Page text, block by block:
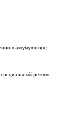
в аккумуляторе.
режим